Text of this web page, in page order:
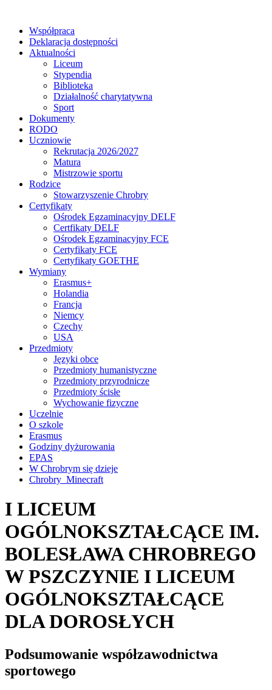
Współpraca
Deklaracja dostępności
Aktualności
Liceum
Stypendia
Biblioteka
Działalność charytatywna
Sport
Dokumenty
RODO
Uczniowie
Rekrutacja 2026/2027
Matura
Mistrzowie sportu
Rodzice
Stowarzyszenie Chrobry
Certyfikaty
Ośrodek Egzaminacyjny DELF
Certfikaty DELF
Ośrodek Egzaminacyjny FCE
Certyfikaty FCE
Certyfikaty GOETHE
Wymiany
Erasmus+
Holandia
Francja
Niemcy
Czechy
USA
Przedmioty
Języki obce
Przedmioty humanistyczne
Przedmioty przyrodnicze
Przedmioty ścisłe
Wychowanie fizyczne
Uczelnie
O szkole
Erasmus
Godziny dyżurowania
EPAS
W Chrobrym się dzieje
Chrobry_Minecraft
I LICEUM
OGÓLNOKSZTAŁCĄCE IM.
BOLESŁAWA CHROBREGO
W PSZCZYNIE I LICEUM
OGÓLNOKSZTAŁCĄCE
DLA DOROSŁYCH
Podsumowanie współzawodnictwa
sportowego